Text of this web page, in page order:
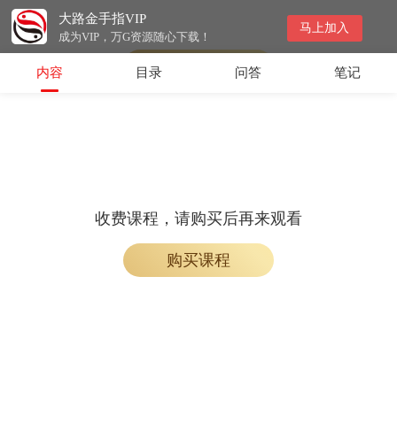
大路金手指VIP
成为VIP，万G资源随心下载！
马上加入
收费课程，购买后即可解锁观看
内容 目录 问答 笔记
收费课程，请购买后再来观看
购买课程